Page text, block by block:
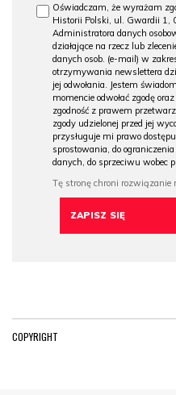
Oświadczam, że wyrażam
Historii Polski, ul. Gwardii 1,
Administratora danych
działające na rzecz lub
danych osob. (e-mail) w
otrzymywania newslettera
jej odwołania. Jestem
momencie odwołać zgodę
zgodność z prawem
zgody udzielonej przed jej
przysługuje mi prawo
sprostowania, do
danych, do sprzeciwu wobec
COPYRIGHT